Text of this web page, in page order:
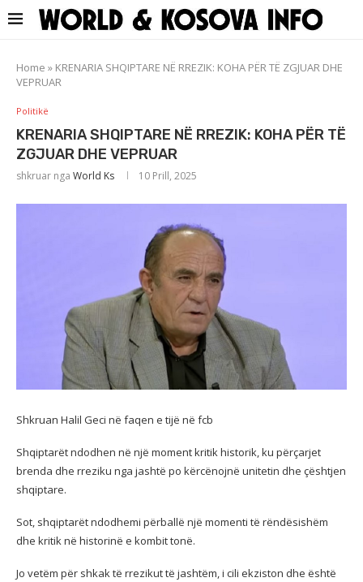
Home » KRENARIA SHQIPTARE NË RREZIK: KOHA PËR TË ZGJUAR DHE
VEPRUAR
Politikë
KRENARIA SHQIPTARE NË RREZIK: KOHA PËR TË
ZGJUAR DHE VEPRUAR
shkruar nga World Ks 10 Prill, 2025
Shkruan Halil Geci në faqen e tijë në fcb
Shqiptarët ndodhen në një moment kritik historik, ku përçarjet
brenda dhe rreziku nga jashtë po kërcënojnë unitetin dhe çështjen
shqiptare.
Sot, shqiptarët ndodhemi përballë një momenti të rëndësishëm
dhe kritik në historinë e kombit tonë.
Jo vetëm për shkak të rrezikut të jashtëm, i cili ekziston dhe është